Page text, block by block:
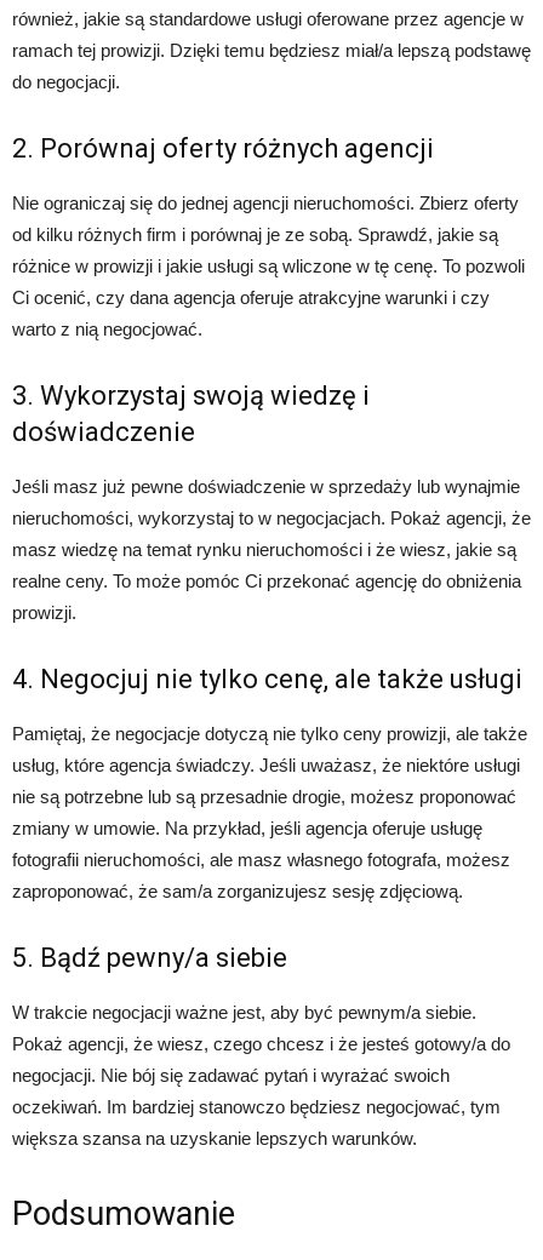
również, jakie są standardowe usługi oferowane przez agencje w
ramach tej prowizji. Dzięki temu będziesz miał/a lepszą podstawę
do negocjacji.
2. Porównaj oferty różnych agencji
Nie ograniczaj się do jednej agencji nieruchomości. Zbierz oferty
od kilku różnych firm i porównaj je ze sobą. Sprawdź, jakie są
różnice w prowizji i jakie usługi są wliczone w tę cenę. To pozwoli
Ci ocenić, czy dana agencja oferuje atrakcyjne warunki i czy
warto z nią negocjować.
3. Wykorzystaj swoją wiedzę i
doświadczenie
Jeśli masz już pewne doświadczenie w sprzedaży lub wynajmie
nieruchomości, wykorzystaj to w negocjacjach. Pokaż agencji, że
masz wiedzę na temat rynku nieruchomości i że wiesz, jakie są
realne ceny. To może pomóc Ci przekonać agencję do obniżenia
prowizji.
4. Negocjuj nie tylko cenę, ale także usługi
Pamiętaj, że negocjacje dotyczą nie tylko ceny prowizji, ale także
usług, które agencja świadczy. Jeśli uważasz, że niektóre usługi
nie są potrzebne lub są przesadnie drogie, możesz proponować
zmiany w umowie. Na przykład, jeśli agencja oferuje usługę
fotografii nieruchomości, ale masz własnego fotografa, możesz
zaproponować, że sam/a zorganizujesz sesję zdjęciową.
5. Bądź pewny/a siebie
W trakcie negocjacji ważne jest, aby być pewnym/a siebie.
Pokaż agencji, że wiesz, czego chcesz i że jesteś gotowy/a do
negocjacji. Nie bój się zadawać pytań i wyrażać swoich
oczekiwań. Im bardziej stanowczo będziesz negocjować, tym
większa szansa na uzyskanie lepszych warunków.
Podsumowanie